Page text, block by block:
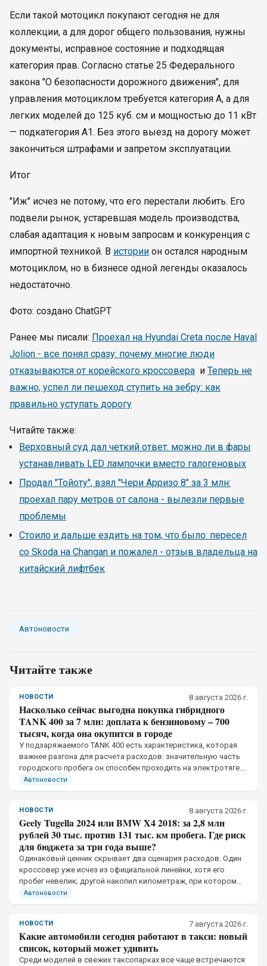
Если такой мотоцикл покупают сегодня не для
коллекции, а для дорог общего пользования, нужны
документы, исправное состояние и подходящая
категория прав. Согласно статье 25 Федерального
закона "О безопасности дорожного движения", для
управления мотоциклом требуется категория А, а для
легких моделей до 125 куб. см и мощностью до 11 кВт
— подкатегория А1. Без этого выезд на дорогу может
закончиться штрафами и запретом эксплуатации.
Итог
"Иж" исчез не потому, что его перестали любить. Его
подвели рынок, устаревшая модель производства,
слабая адаптация к новым запросам и конкуренция с
импортной техникой. В истории он остался народным
мотоциклом, но в бизнесе одной легенды оказалось
недостаточно.
Фото: создано ChatGPT
Ранее мы писали: Проехал на Hyundai Creta после Haval
Jolion - все понял сразу: почему многие люди
отказываются от корейского кроссовера и Теперь не
важно, успел ли пешеход ступить на зебру: как
правильно уступать дорогу
Читайте также:
Верховный суд дал четкий ответ: можно ли в фары
устанавливать LED лампочки вместо галогеновых
Продал "Тойоту", взял "Чери Арризо 8" за 3 млн:
проехал пару метров от салона - вылезли первые
проблемы
Стоило и дальше ездить на том, что было: пересел
со Skoda на Changan и пожалел - отзыв владельца на
китайский лифтбек
Автоновости
Читайте также
НОВОСТИ 8 августа 2026 г.
Насколько сейчас выгодна покупка гибридного
TANK 400 за 7 млн: доплата к бензиновому – 700
тысяч, когда она окупится в городе
У подзаряжаемого TANK 400 есть характеристика, которая
важнее разгона для расчета расходов: значительную часть
городского пробега он способен проходить на электротяге.
Но сама гибридная установка денег не экономит.
Автоновости
НОВОСТИ 8 августа 2026 г.
Geely Tugella 2024 или BMW X4 2018: за 2,8 млн
рублей 30 тыс. против 131 тыс. км пробега. Где риск
для бюджета за три года выше?
Одинаковый ценник скрывает два сценария расходов. Один
кроссовер уже исчез из официальной линейки, хотя его
пробег невелик; другой накопил километраж, при котором
одно пропущенное обслуживание меняет бюджет
Автоновости
НОВОСТИ 7 августа 2026 г.
Какие автомобили сегодня работают в такси: новый
список, который может удивить
Среди моделей в свежих таксопарках все чаще встречаются